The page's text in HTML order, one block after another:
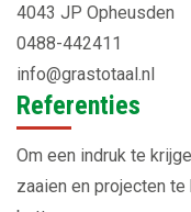
4043 JP Opheusden
0488-442411
info@grastotaal.nl
Referenties
Om een indruk te
zaaien en projecten